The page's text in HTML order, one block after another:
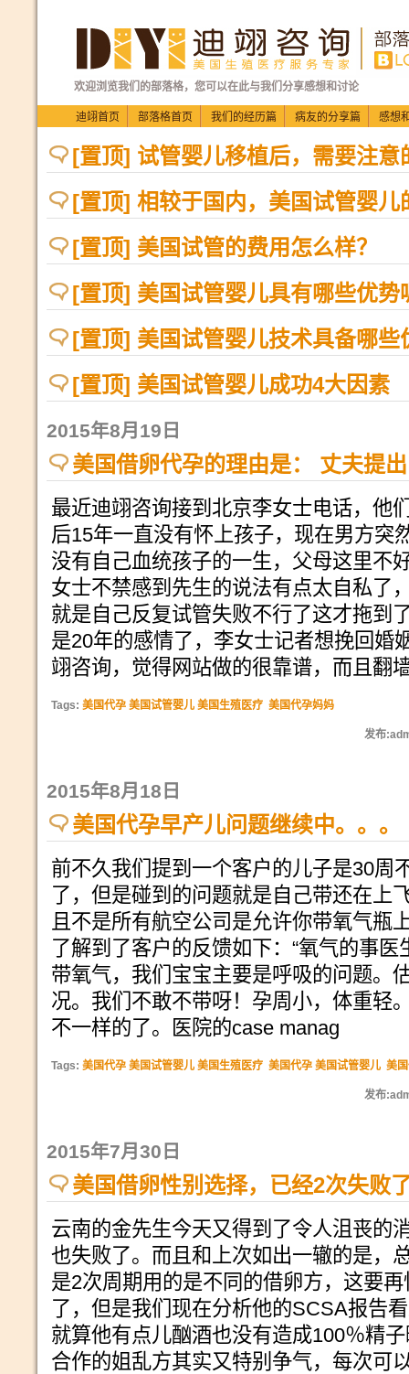
欢迎浏览我们的部落格，您可以在此与我们分享感想和讨论
迪翊首页 部落格首页 我们的经历篇 病友的分享篇 感想
[置顶] 试管婴儿移植后，需要注意
[置顶] 相较于国内，美国试管婴儿
[置顶] 美国试管的费用怎么样？
[置顶] 美国试管婴儿具有哪些优势
[置顶] 美国试管婴儿技术具备哪些
[置顶] 美国试管婴儿成功4大因素
2015年8月19日
美国借卵代孕的理由是： 丈夫提
最近迪翊咨询接到北京李女士电话，他
后15年一直没有怀上孩子，现在男方突
没有自己血统孩子的一生，父母这里不
女士不禁感到先生的说法有点太自私了
就是自己反复试管失败不行了这才拖到
是20年的感情了，李女士记者想挽回婚
翊咨询，觉得网站做的很靠谱，而且翻
Tags: 美国代孕 美国试管婴儿 美国生殖医疗 美国代孕妈妈
发布
2015年8月18日
美国代孕早产儿问题继续中。。。
前不久我们提到一个客户的儿子是30周
了，但是碰到的问题就是自己带还在上
且不是所有航空公司是允许你带氧气瓶
了解到了客户的反馈如下：“氧气的事
带氧气，我们宝宝主要是呼吸的问题。
况。我们不敢不带呀！孕周小，体重轻
不一样的了。医院的case manag
Tags: 美国代孕 美国试管婴儿 美国生殖医疗 美国代孕 美国试管婴儿 美
发布
2015年7月30日
美国借卵性别选择，已经2次失败
云南的金先生今天又得到了令人沮丧的
也失败了。而且和上次如出一辙的是，
是2次周期用的是不同的借卵方，这要
了，但是我们现在分析他的SCSA报告
就算他有点儿酗酒也没有造成100％精
合作的姐乱方其实又特别争气，每次可